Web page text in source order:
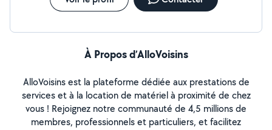
À Propos d’AlloVoisins
AlloVoisins est la plateforme dédiée aux prestations de
services et à la location de matériel à proximité de chez
vous ! Rejoignez notre communauté de 4,5 millions de
membres, professionnels et particuliers, et facilitez